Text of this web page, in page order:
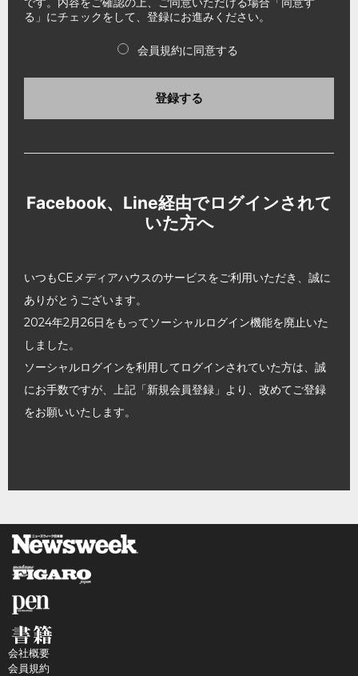
る」にチェックをして、登録にお進みください。
会員規約に同意する
登録する
Facebook、Line経由でログインされて
いた方へ
いつもCEメディアハウスのサービスをご利用いただき、誠に
ありがとうございます。
2024年2月26日をもってソーシャルログイン機能を廃止いた
しました。
ソーシャルログインを利用してログインされていた方は、誠
にお手数ですが、上記「新規会員登録」より、改めてご登録
をお願いいたします。
会社概要
会員規約